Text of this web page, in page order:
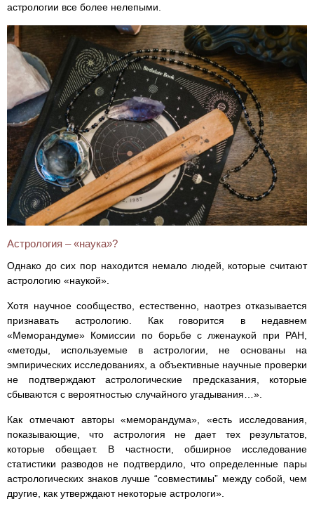
астрологии все более нелепыми.
Астрология – «наука»?
Однако до сих пор находится немало людей, которые считают
астрологию «наукой».
Хотя научное сообщество, естественно, наотрез отказывается
признавать астрологию. Как говорится в недавнем
«Меморандуме» Комиссии по борьбе с лженаукой при РАН,
«методы, используемые в астрологии, не основаны на
эмпирических исследованиях, а объективные научные проверки
не подтверждают астрологические предсказания, которые
сбываются с вероятностью случайного угадывания…».
Как отмечают авторы «меморандума», «есть исследования,
показывающие, что астрология не дает тех результатов,
которые обещает. В частности, обширное исследование
статистики разводов не подтвердило, что определенные пары
астрологических знаков лучше “совместимы” между собой, чем
другие, как утверждают некоторые астрологи».